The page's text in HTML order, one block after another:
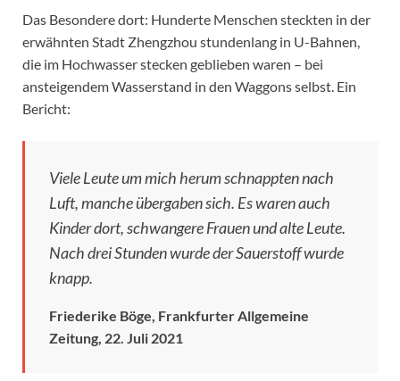
Das Besondere dort: Hunderte Menschen steckten in der
erwähnten Stadt Zhengzhou stundenlang in U-Bahnen,
die im Hochwasser stecken geblieben waren – bei
ansteigendem Wasserstand in den Waggons selbst. Ein
Bericht:
Viele Leute um mich herum schnappten nach
Luft, manche übergaben sich. Es waren auch
Kinder dort, schwangere Frauen und alte Leute.
Nach drei Stunden wurde der Sauerstoff wurde
knapp.
Friederike Böge, Frankfurter Allgemeine
Zeitung, 22. Juli 2021